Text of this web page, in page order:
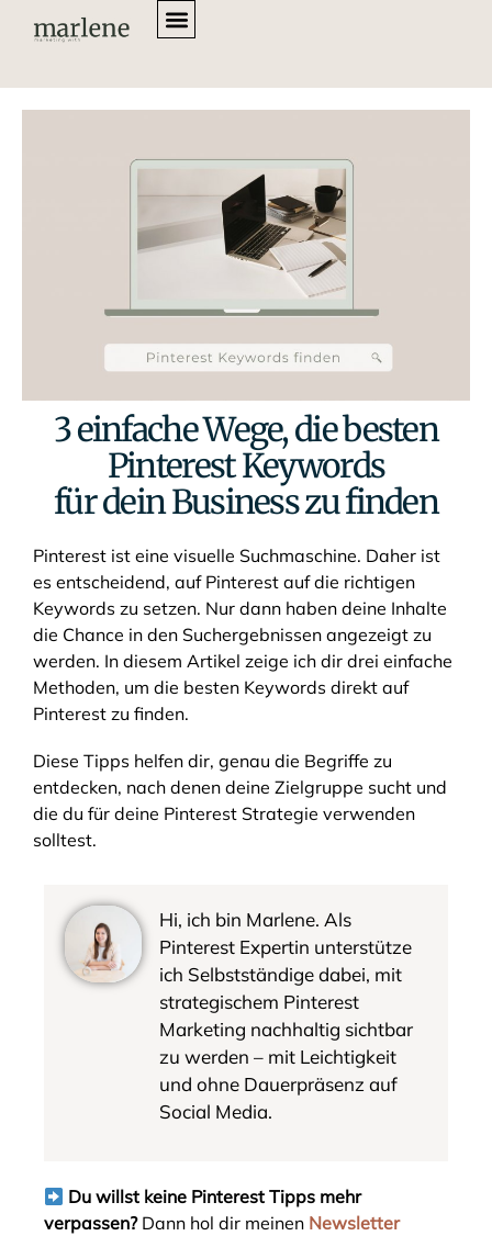
3 einfache Wege, die besten
Pinterest Keywords
für dein Business zu finden
Pinterest ist eine visuelle Suchmaschine. Daher ist
es entscheidend, auf Pinterest auf die richtigen
Keywords zu setzen. Nur dann haben deine Inhalte
die Chance in den Suchergebnissen angezeigt zu
werden. In diesem Artikel zeige ich dir drei einfache
Methoden, um die besten Keywords direkt auf
Pinterest zu finden.
Diese Tipps helfen dir, genau die Begriffe zu
entdecken, nach denen deine Zielgruppe sucht und
die du für deine Pinterest Strategie verwenden
solltest.
Hi, ich bin Marlene. Als
Pinterest Expertin unterstütze
ich Selbstständige dabei, mit
strategischem Pinterest
Marketing nachhaltig sichtbar
zu werden – mit Leichtigkeit
und ohne Dauerpräsenz auf
Social Media.
Du willst keine Pinterest Tipps mehr
verpassen?Dann hol dir meinen Newsletter